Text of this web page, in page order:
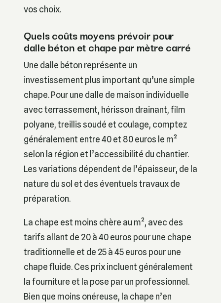
vos choix.
Quels coûts moyens prévoir pour
dalle béton et chape par mètre carré
Une dalle béton représente un
investissement plus important qu’une simple
chape. Pour une dalle de maison individuelle
avec terrassement, hérisson drainant, film
polyane, treillis soudé et coulage, comptez
généralement entre 40 et 80 euros le m²
selon la région et l’accessibilité du chantier.
Les variations dépendent de l’épaisseur, de la
nature du sol et des éventuels travaux de
préparation.
La chape est moins chère au m², avec des
tarifs allant de 20 à 40 euros pour une chape
traditionnelle et de 25 à 45 euros pour une
chape fluide. Ces prix incluent généralement
la fourniture et la pose par un professionnel.
Bien que moins onéreuse, la chape n’en